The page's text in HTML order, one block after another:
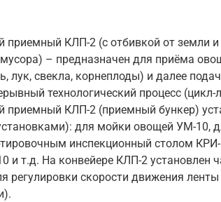
приемный КЛП-2 (с отбивкой от земли
– предназначен для приёма
лук, свекла, корнеплоды) и далее
технологический процесс (цикл-
приемный КЛП-2 (приемный бункер)
для мойки овощей УМ-10,
инспекционный столом
и т.д. На конвейере КЛП-2 установлен
регулировки скорости движения ленты